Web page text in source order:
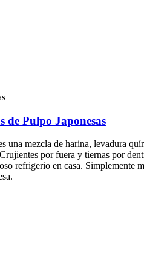
Pulpo Japonesas
mezcla de harina, levadura
por fuera y tiernas por
refrigerio en casa. Simplemente